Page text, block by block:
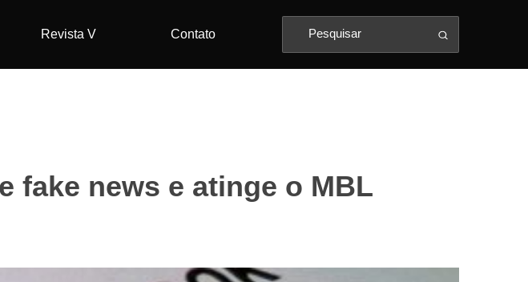
Revista V Contato
fake news e atinge o MBL